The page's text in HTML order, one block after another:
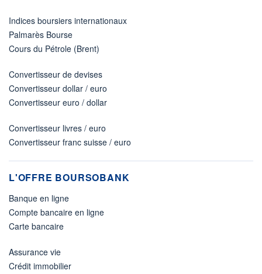
Indices boursiers internationaux
Palmarès Bourse
Cours du Pétrole (Brent)
Convertisseur de devises
Convertisseur dollar / euro
Convertisseur euro / dollar
Convertisseur livres / euro
Convertisseur franc suisse / euro
L'OFFRE BOURSOBANK
Banque en ligne
Compte bancaire en ligne
Carte bancaire
Assurance vie
Crédit immobilier